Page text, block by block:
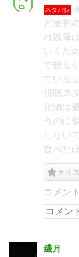
ネタバレ
ど最初
れ以降
いくた
で観る
ている
視聴ス
化物は
うのに
しない
食べた
ナイス
コメン
繊月